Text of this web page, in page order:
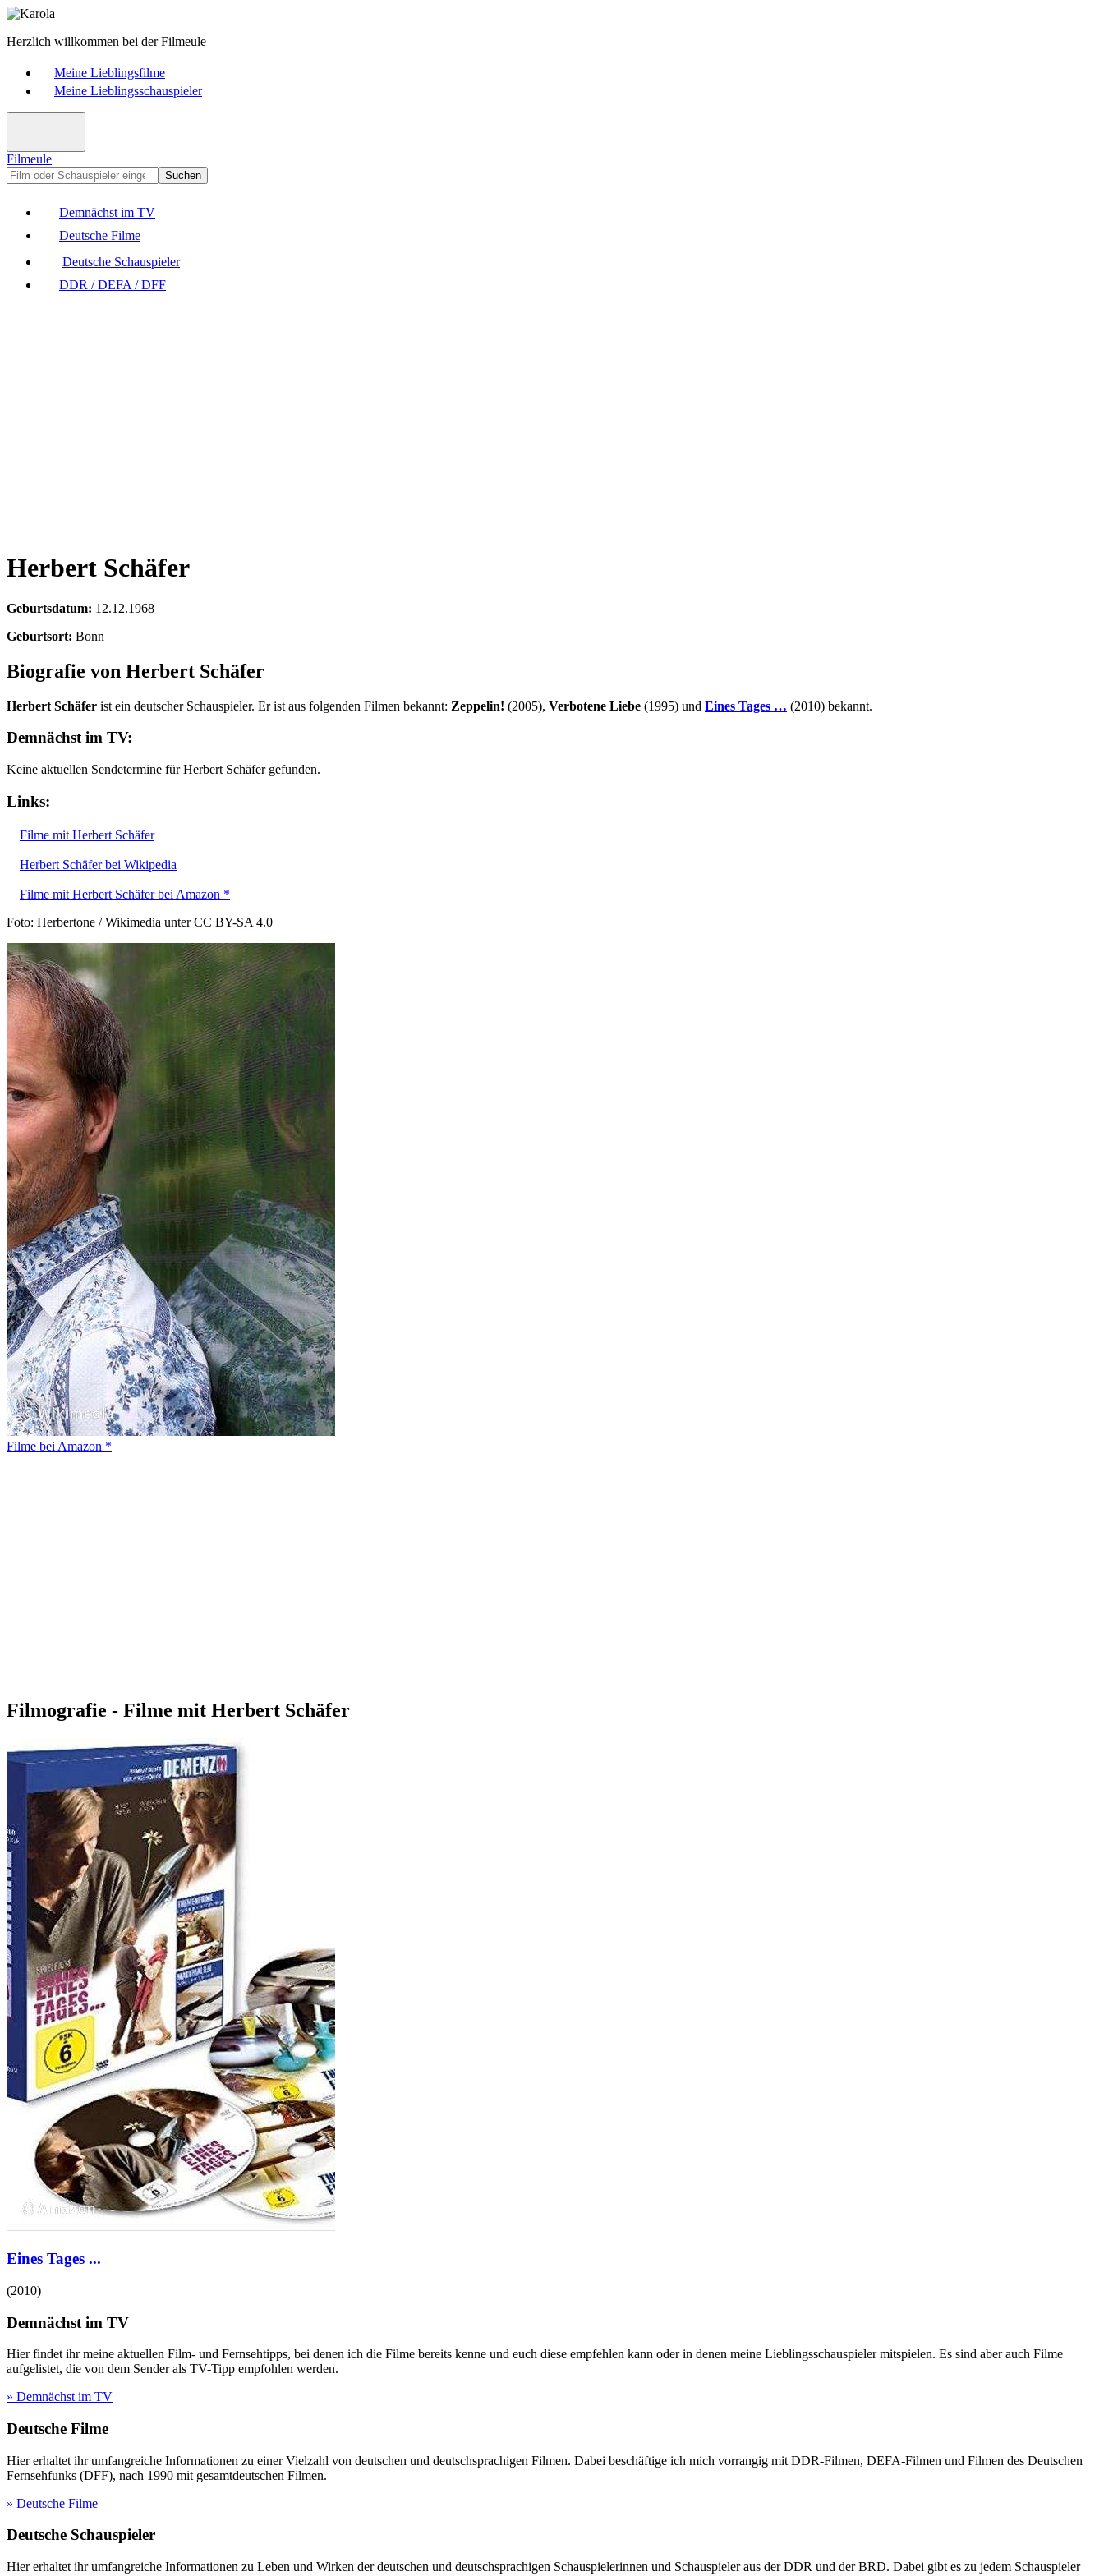
Herzlich willkommen bei der Filmeule
Meine Lieblingsfilme
Meine Lieblingsschauspieler
Filmeule
Suchen
Demnächst im TV
Deutsche Filme
Deutsche Schauspieler
DDR / DEFA / DFF
Herbert Schäfer
Geburtsdatum: 12.12.1968
Geburtsort: Bonn
Biografie von Herbert Schäfer
Herbert Schäfer ist ein deutscher Schauspieler. Er ist aus folgenden Filmen bekannt: Zeppelin! (2005), Verbotene Liebe (1995) und Eines Tages … (2010) bekannt.
Demnächst im TV:
Keine aktuellen Sendetermine für Herbert Schäfer gefunden.
Links:
Filme mit Herbert Schäfer
Herbert Schäfer bei Wikipedia
Filme mit Herbert Schäfer bei Amazon *
Foto: Herbertone / Wikimedia unter CC BY-SA 4.0
Filme bei Amazon *
Filmografie - Filme mit Herbert Schäfer
Eines Tages ...
(2010)
Demnächst im TV
Hier findet ihr meine aktuellen Film- und Fernsehtipps, bei denen ich die Filme bereits kenne und euch diese empfehlen kann oder in denen meine Lieblingsschauspieler mitspielen. Es sind aber auch Filme
aufgelistet, die von dem Sender als TV-Tipp empfohlen werden.
» Demnächst im TV
Deutsche Filme
Hier erhaltet ihr umfangreiche Informationen zu einer Vielzahl von deutschen und deutschsprachigen Filmen. Dabei beschäftige ich mich vorrangig mit DDR-Filmen, DEFA-Filmen und Filmen des Deutschen
Fernsehfunks (DFF), nach 1990 mit gesamtdeutschen Filmen.
» Deutsche Filme
Deutsche Schauspieler
Hier erhaltet ihr umfangreiche Informationen zu Leben und Wirken der deutschen und deutschsprachigen Schauspielerinnen und Schauspieler aus der DDR und der BRD. Dabei gibt es zu jedem Schauspieler